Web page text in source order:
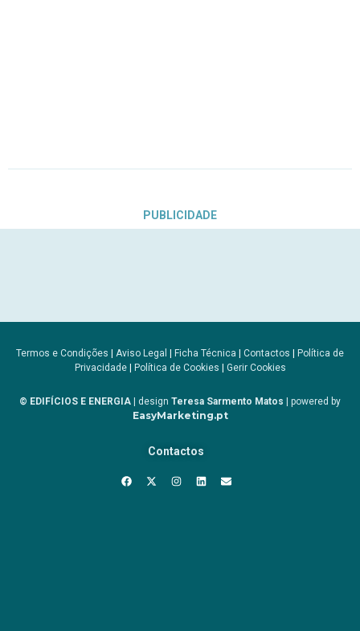
PUBLICIDADE
Termos e Condições | Aviso Legal | Ficha Técnica | Contactos | Política de
Privacidade| Política de Cookies | Gerir Cookies
© EDIFÍCIOS E ENERGIA | design Teresa Sarmento Matos | powered by
EasyMarketing.pt
Contactos